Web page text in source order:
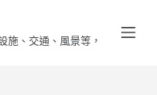
施、交通、風景等，